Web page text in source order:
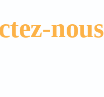
nous